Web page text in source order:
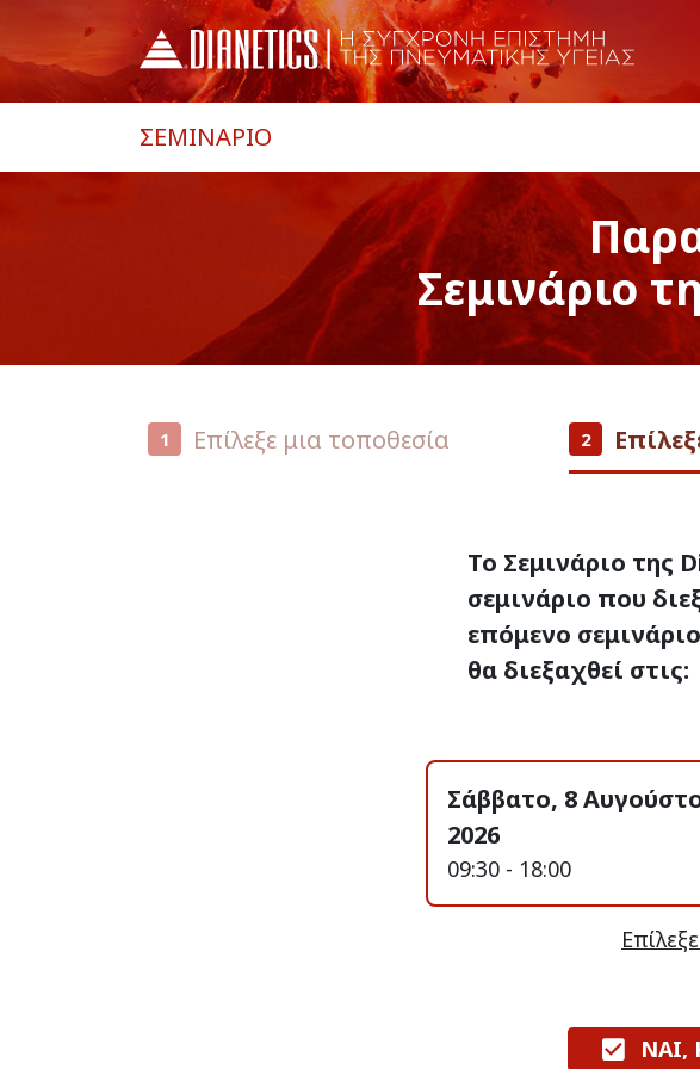
ΣΕΜΙΝΑΡΙΟ
Σεμινάριο
1 Επίλεξε μια τοποθεσία 2
Το Σεμινάριο της
σεμινάριο που
επόμενο
θα διεξαχθεί στις:
Σάββατο, 8
2026
09:30 - 18:00
ΝΑΙ,